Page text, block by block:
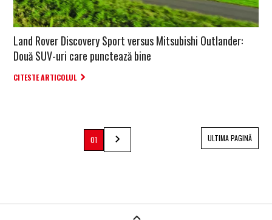
Land Rover Discovery Sport versus Mitsubishi Outlander:
Două SUV-uri care punctează bine
CITESTE ARTICOLUL
01 ULTIMA PAGINĂ